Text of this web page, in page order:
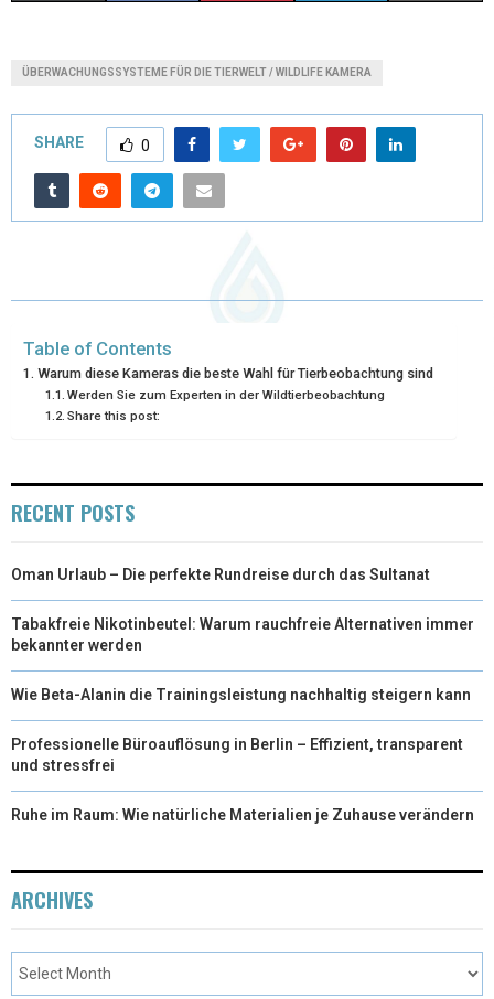
I
T
T
R
O
O E
T
I
ÜBERWACHUNGSSYSTEME FÜR DIE TIERWELT / WILDLIFE KAMERA
SHARE 0
Table of Contents
Warum diese Kameras die beste Wahl für Tierbeobachtung sind
Werden Sie zum Experten in der Wildtierbeobachtung
Share this post:
RECENT POSTS
Oman Urlaub – Die perfekte Rundreise durch das Sultanat
Tabakfreie Nikotinbeutel: Warum rauchfreie Alternativen immer
bekannter werden
Wie Beta-Alanin die Trainingsleistung nachhaltig steigern kann
Professionelle Büroauflösung in Berlin – Effizient, transparent
und stressfrei
Ruhe im Raum: Wie natürliche Materialien je Zuhause verändern
ARCHIVES